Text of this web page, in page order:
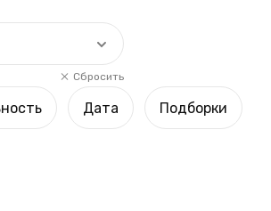
Сбросить
Дата Подборки